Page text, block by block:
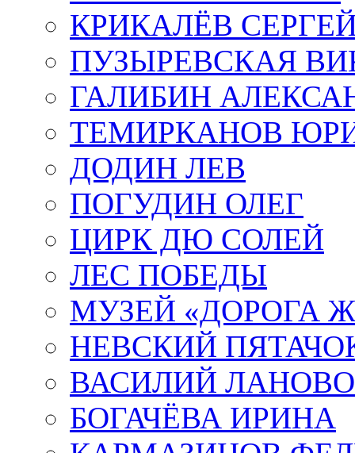
КРИКАЛЁВ
ПУЗЫРЕВСКАЯ
ГАЛИБИН
ТЕМИРКАНОВ
ДОДИН ЛЕВ
ПОГУДИН ОЛЕГ
ЦИРК ДЮ СОЛЕЙ
ЛЕС ПОБЕДЫ
МУЗЕЙ «ДОРОГА
НЕВСКИЙ
ВАСИЛИЙ
БОГАЧЁВА ИРИНА